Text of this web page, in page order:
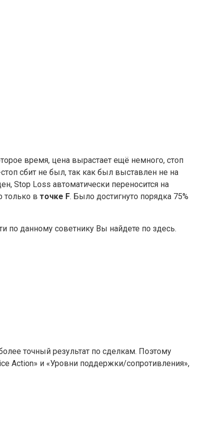
время, цена вырастает ещё немного, стоп
сбит не был, так как был выставлен не на
Stop Loss автоматически переносится на
только в точке F. Было достигнуто порядка 75%
по данному советнику Вы найдете по здесь.
точный результат по сделкам. Поэтому
Action» и «Уровни поддержки/сопротивления»,